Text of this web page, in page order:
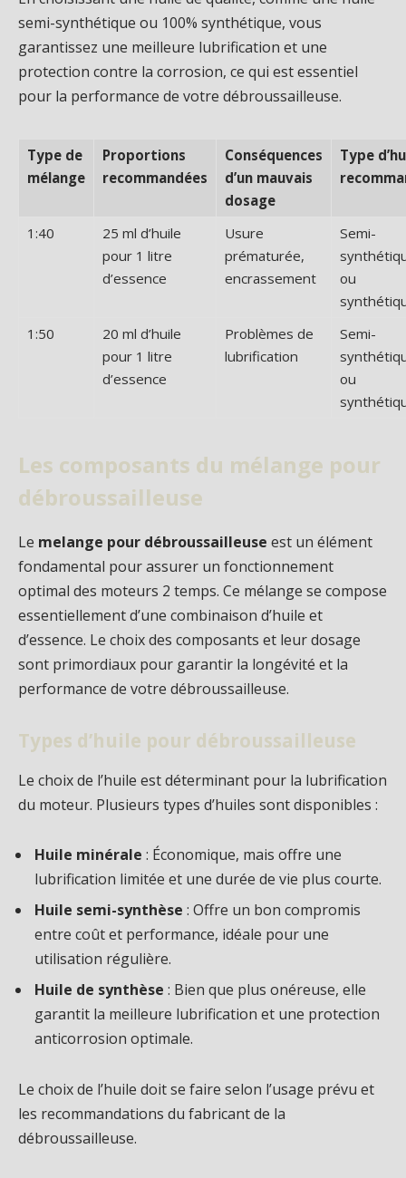
semi-synthétique ou 100% synthétique, vous
garantissez une meilleure lubrification et une
protection contre la corrosion, ce qui est essentiel
pour la performance de votre débroussailleuse.
Type de
mélange
Proportions
recommandées
Conséquences
d’un mauvais
dosage
Type
1:40
25 ml d’huile
pour 1 litre
d’essence
Usure
prématurée,
encrassement
Semi-
ou
1:50
20 ml d’huile
pour 1 litre
d’essence
Problèmes de
lubrification
Semi-
ou
Les composants du mélange pour
débroussailleuse
Le melange pour débroussailleuse est un élément
fondamental pour assurer un fonctionnement
optimal des moteurs 2 temps. Ce mélange se compose
essentiellement d’une combinaison d’huile et
d’essence. Le choix des composants et leur dosage
sont primordiaux pour garantir la longévité et la
performance de votre débroussailleuse.
Types d’huile pour débroussailleuse
Le choix de l’huile est déterminant pour la lubrification
du moteur. Plusieurs types d’huiles sont disponibles :
Huile minérale : Économique, mais offre une
lubrification limitée et une durée de vie plus courte.
Huile semi-synthèse : Offre un bon compromis
entre coût et performance, idéale pour une
utilisation régulière.
Huile de synthèse : Bien que plus onéreuse, elle
garantit la meilleure lubrification et une protection
anticorrosion optimale.
Le choix de l’huile doit se faire selon l’usage prévu et
les recommandations du fabricant de la
débroussailleuse.